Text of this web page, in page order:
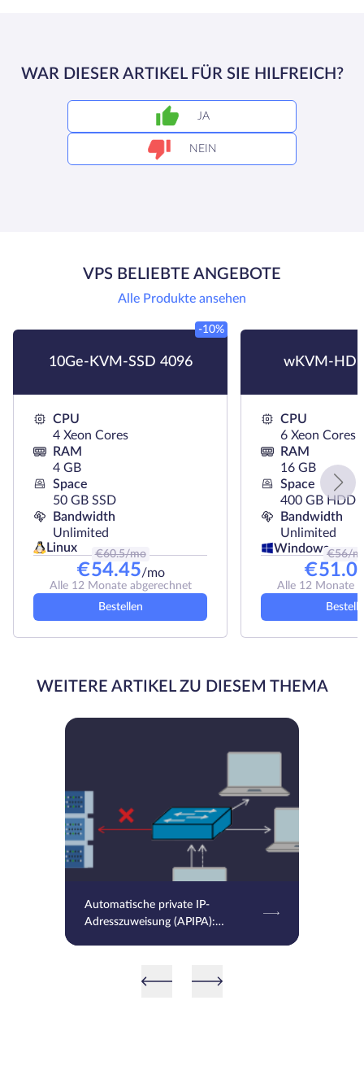
WAR DIESER ARTIKEL FÜR SIE HILFREICH?
JA
NEIN
VPS BELIEBTE ANGEBOTE
Alle Produkte ansehen
10Ge-KVM-SSD 4096
-10%
CPU
4 Xeon Cores
RAM
4 GB
Space
50 GB SSD
Bandwidth
Unlimited
Linux
€60.5/mo
€54.45/mo
Alle 12 Monate abgerechnet
Bestellen
wKVM-
CPU
6 Xeon Cores
RAM
16 GB
Space
400 GB HDD
Bandwidth
Unlimited
Windows€56/
€
Alle 12 Monate
WEITERE ARTIKEL ZU DIESEM THEMA
Automatische private IP-
Adresszuweisung (APIPA):